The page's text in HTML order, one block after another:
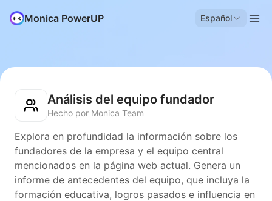
Monica PowerUP Español
Análisis del equipo fundador
Hecho por Monica Team
Explora en profundidad la información sobre los
fundadores de la empresa y el equipo central
mencionados en la página web actual. Genera un
informe de antecedentes del equipo, que incluya la
formación educativa, logros pasados e influencia en